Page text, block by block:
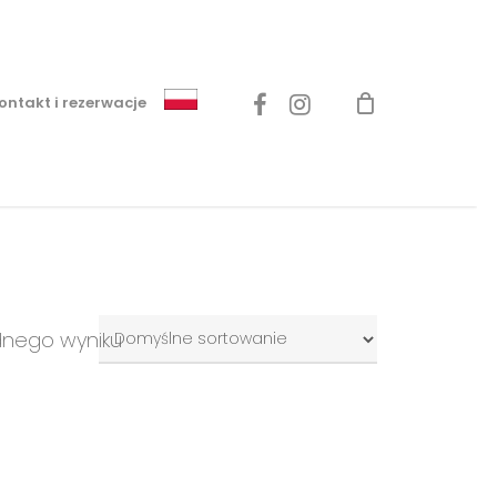
i rezerwacje facebookinstagram
wyniku